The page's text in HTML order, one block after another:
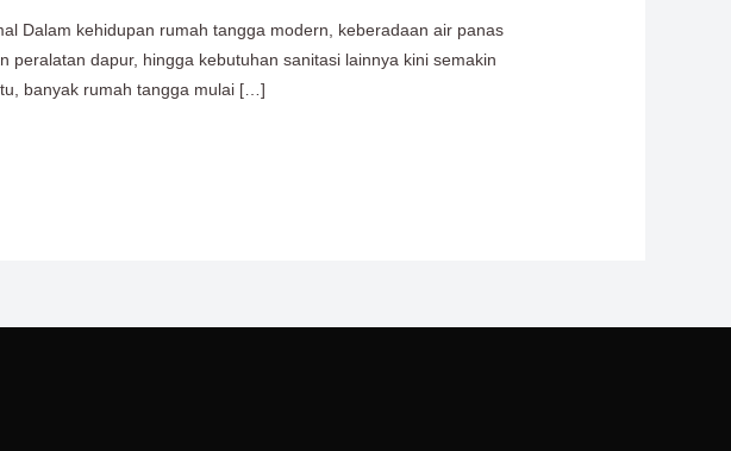
Dalam kehidupan rumah tangga modern, keberadaan air panas
dapur, hingga kebutuhan sanitasi lainnya kini semakin
banyak rumah tangga mulai […]